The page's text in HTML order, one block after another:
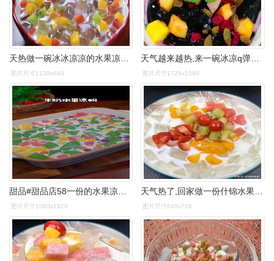
图片尺寸1138x640 图片尺寸1728x1080
甜品#甜品店58一份的水果凉粉,在家做成本只要几块钱,学会了你再也不
图片尺寸1080x1920
天气热了,回家做一份什锦水果果冻凉粉,解渴又解暑
图片尺寸640x726